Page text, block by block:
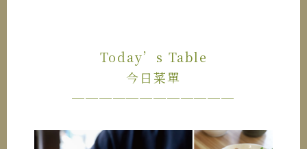
Today’s Table
今日菜單
────────────